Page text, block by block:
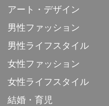
アート・デザイン
男性ファッション
男性ライフスタイル
女性ファッション
女性ライフスタイル
結婚・育児